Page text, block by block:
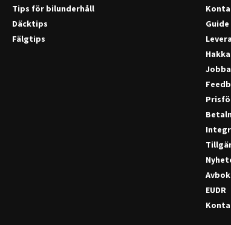
Tips för bilunderhåll
Däcktips
Fälgtips
EUDR